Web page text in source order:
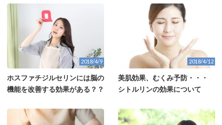
2018/4/9
ホスファチジルセリンには脳の
機能を改善する効果がある？？
2018/4/12
美肌効果、むくみ予防・・・
シトルリンの効果について